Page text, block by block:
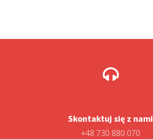
Skontaktuj się z nami
+48 730 880 070